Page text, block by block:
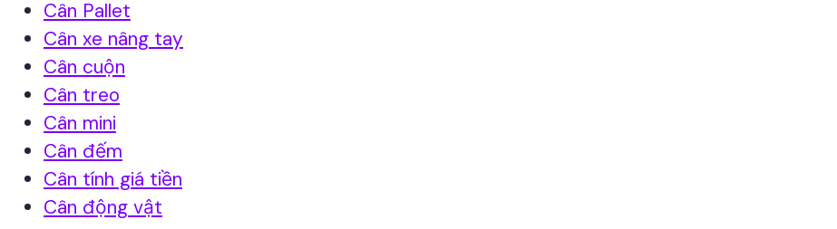
Cân Pallet
Cân xe nâng tay
Cân cuộn
Cân treo
Cân mini
Cân đếm
Cân tính giá tiền
Cân động vật